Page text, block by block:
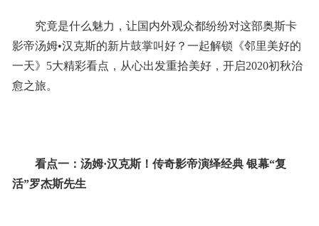
究竟是什么魅力，让国内外观众都纷纷对这部奥斯卡
影帝汤姆•汉克斯的新片鼓掌叫好？一起解锁《邻里美好的
一天》5大精彩看点，从心出发重拾美好，开启2020初秋治
愈之旅。
看点一：汤姆·汉克斯！传奇影帝演绎经典 银幕“复
活”罗杰斯先生